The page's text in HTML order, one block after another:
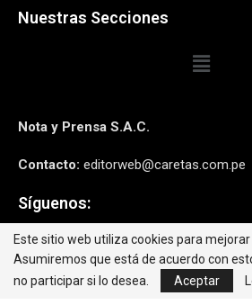
Nuestras Secciones
Nota y Prensa S.A.C.
Contacto: editorweb@caretas.com.pe
Síguenos:
Este sitio web utiliza cookies para mejorar
Asumiremos que está de acuerdo con
no participar si lo desea.
Aceptar